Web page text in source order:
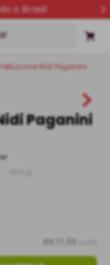
o Brasil
Nidi Paganini
Paganini
R$ 17,96